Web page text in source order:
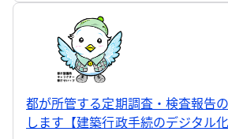
都が所管する定期調査・検査報告
します【建築行政手続のデジタル化